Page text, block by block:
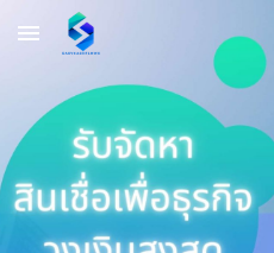
Skip to main content